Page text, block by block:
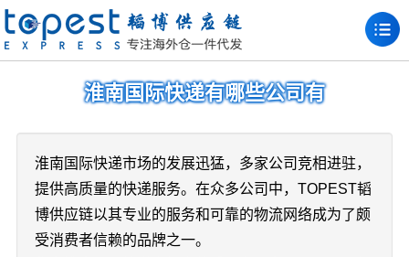
淮南国际快递有哪些公司有
淮南国际快递市场的发展迅猛，多家公司竞相进驻，
提供高质量的快递服务。在众多公司中，TOPEST韬
博供应链以其专业的服务和可靠的物流网络成为了颇
受消费者信赖的品牌之一。